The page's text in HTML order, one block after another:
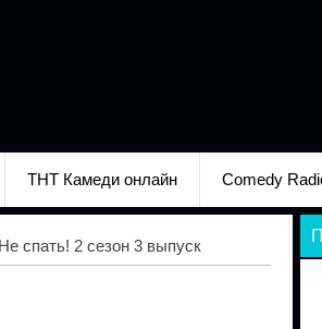
ТНТ Камеди онлайн Comedy
спать! 2 сезон 3 выпуск